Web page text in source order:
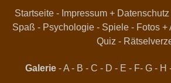
Startseite- Impressum + Datenschutz
Spaß - Psychologie- Spiele- Fotos +
Quiz -
Galerie -A - B - C - D - E - F- G - H